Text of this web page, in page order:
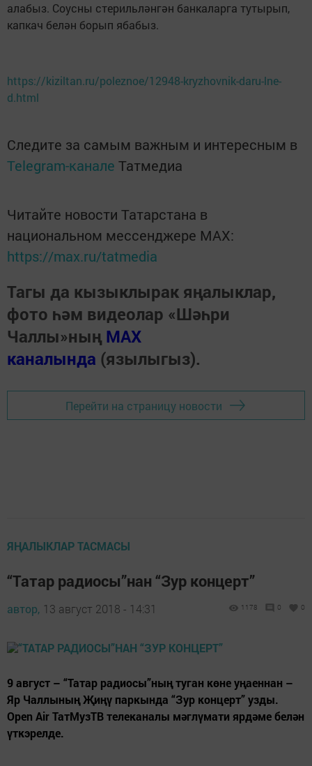
алабыз. Соусны стерильләнгән банкаларга тутырып,
капкач белән борып ябабыз.
https://kiziltan.ru/poleznoe/12948-kryzhovnik-daru-lne-
d.html
Следите за самым важным и интересным в
Telegram-канале Татмедиа
Читайте новости Татарстана в
национальном мессенджере MАХ:
https://max.ru/tatmedia
Тагы да кызыклырак яңалыклар,
фото һәм видеолар «Шәһри
Чаллы»ның MAX
каналында (язылыгыз).
Перейти на страницу новости
ЯҢАЛЫКЛАР ТАСМАСЫ
“Татар радиосы”нан “Зур концерт”
автор, 13 август 2018 - 14:31 1178 0 0
9 август – “Татар радиосы”ның туган көне уңаеннан –
Яр Чаллының Җиңү паркында “Зур концерт” узды.
Open Air ТатМузТВ телеканалы мәглүмати ярдәме белән
үткэрелде.